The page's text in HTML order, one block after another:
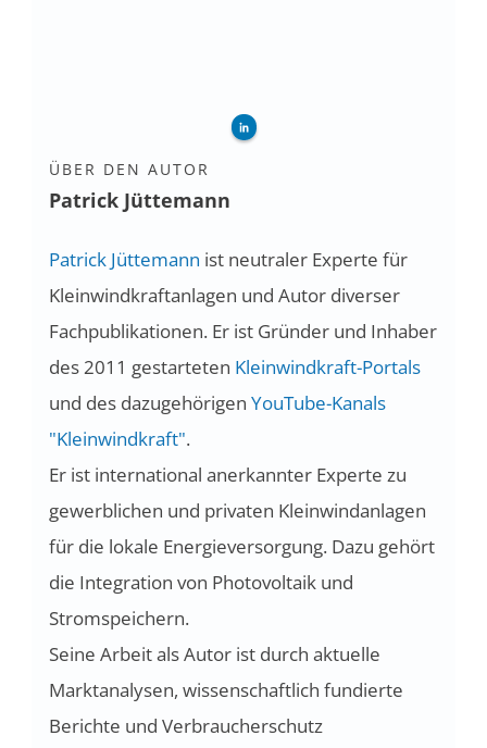
ÜBER DEN AUTOR
Patrick Jüttemann
Patrick Jüttemann ist neutraler Experte für
Kleinwindkraftanlagen und Autor diverser
Fachpublikationen. Er ist Gründer und Inhaber
des 2011 gestarteten Kleinwindkraft-Portals
und des dazugehörigen YouTube-Kanals
"Kleinwindkraft".
Er ist international anerkannter Experte zu
gewerblichen und privaten Kleinwindanlagen
für die lokale Energieversorgung. Dazu gehört
die Integration von Photovoltaik und
Stromspeichern.
Seine Arbeit als Autor ist durch aktuelle
Marktanalysen, wissenschaftlich fundierte
Berichte und Verbraucherschutz